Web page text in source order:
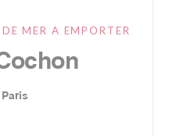
MER A EMPORTER